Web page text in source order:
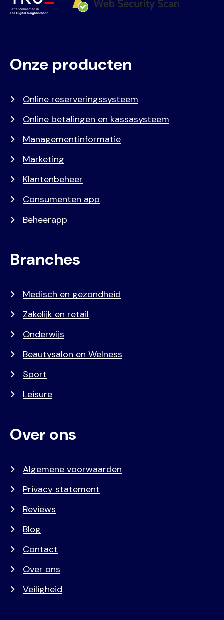
Voet
Primair
Onze producten
Online reserveringssysteem
Online betalingen en kassasysteem
Managementinformatie
Marketing
Klantenbeheer
Consumenten app
Beheerapp
Branches
Medisch en gezondheid
Zakelijk en retail
Onderwijs
Beautysalon en Welness
Sport
Leisure
Over ons
Algemene voorwaarden
Privacy statement
Reviews
Blog
Contact
Over ons
Veiligheid